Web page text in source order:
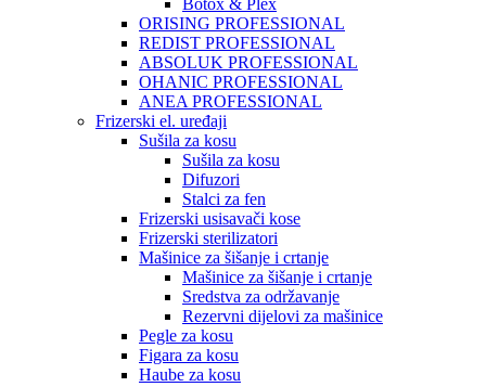
ORISING PROFESSIONAL
REDIST PROFESSIONAL
ABSOLUK PROFESSIONAL
OHANIC PROFESSIONAL
ANEA PROFESSIONAL
Frizerski el. uređaji
Sušila za kosu
Sušila za kosu
Difuzori
Stalci za fen
Frizerski usisavači kose
Frizerski sterilizatori
Mašinice za šišanje i crtanje
Mašinice za šišanje i crtanje
Sredstva za održavanje
Rezervni dijelovi za mašinice
Pegle za kosu
Figara za kosu
Haube za kosu